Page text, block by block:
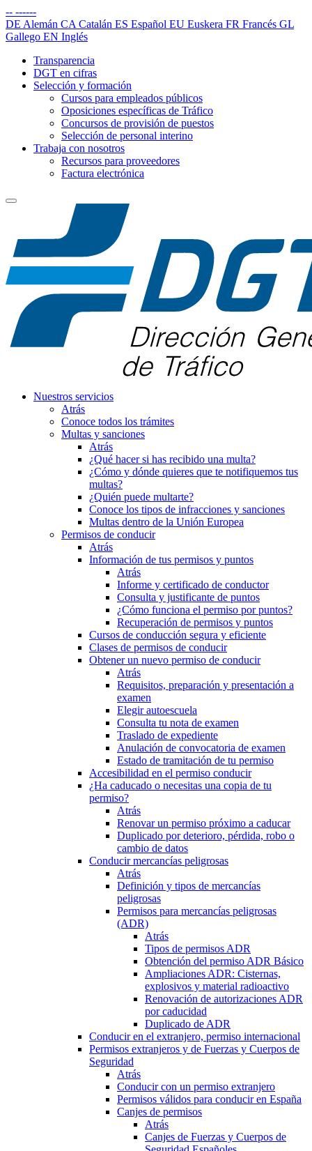
-- ------
DE Alemán CA Catalán ES Español EU Euskera FR Francés GL
Gallego EN Inglés
Transparencia
DGT en cifras
Selección y formación
Cursos para empleados públicos
Oposiciones específicas de Tráfico
Concursos de provisión de puestos
Selección de personal interino
Trabaja con nosotros
Recursos para proveedores
Factura electrónica
Nuestros servicios
Atrás
Conoce todos los trámites
Multas y sanciones
Atrás
¿Qué hacer si has recibido una multa?
¿Cómo y dónde quieres que te notifiquemos tus
multas?
¿Quién puede multarte?
Conoce los tipos de infracciones y sanciones
Multas dentro de la Unión Europea
Permisos de conducir
Atrás
Información de tus permisos y puntos
Atrás
Informe y certificado de conductor
Consulta y justificante de puntos
¿Cómo funciona el permiso por puntos?
Recuperación de permisos y puntos
Cursos de conducción segura y eficiente
Clases de permisos de conducir
Obtener un nuevo permiso de conducir
Atrás
Requisitos, preparación y presentación a
examen
Elegir autoescuela
Consulta tu nota de examen
Traslado de expediente
Anulación de convocatoria de examen
Estado de tramitación de tu permiso
Accesibilidad en el permiso conducir
¿Ha caducado o necesitas una copia de tu
permiso?
Atrás
Renovar un permiso próximo a caducar
Duplicado por deterioro, pérdida, robo o
cambio de datos
Conducir mercancías peligrosas
Atrás
Definición y tipos de mercancías
peligrosas
Permisos para mercancías peligrosas
(ADR)
Atrás
Tipos de permisos ADR
Obtención del permiso ADR Básico
Ampliaciones ADR: Cisternas,
explosivos y material radioactivo
Renovación de autorizaciones ADR
por caducidad
Duplicado de ADR
Conducir en el extranjero, permiso internacional
Permisos extranjeros y de Fuerzas y Cuerpos de
Seguridad
Atrás
Conducir con un permiso extranjero
Permisos válidos para conducir en España
Canjes de permisos
Atrás
Canjes de Fuerzas y Cuerpos de